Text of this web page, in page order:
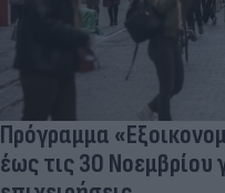
Πρόγραμμα
έως τις 30